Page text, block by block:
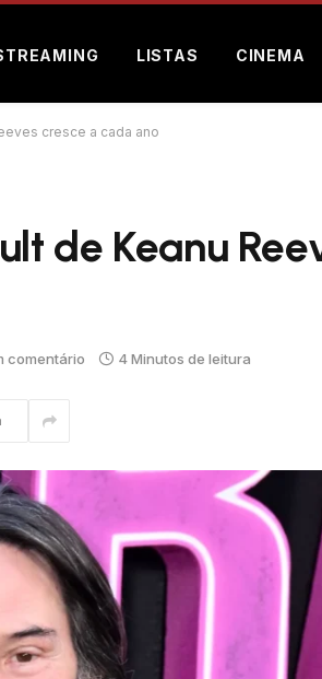
LISTAS CINEMA
cresce a cada ano
de Keanu
comentário 4 Minutos de leitura